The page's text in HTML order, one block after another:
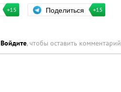
+15 Поделиться +15
Войдите, чтобы оставить комментарий